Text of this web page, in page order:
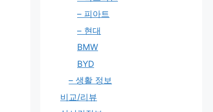
– 피아트
– 현대
BMW
BYD
– 생활 정보
비교/리뷰